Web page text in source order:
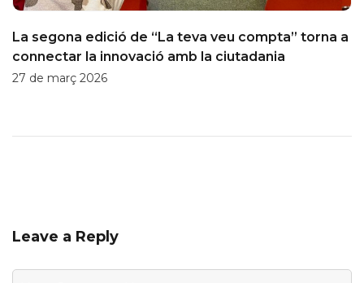
La segona edició de “La teva veu compta” torna a
connectar la innovació amb la ciutadania
27 de març 2026
Leave a Reply